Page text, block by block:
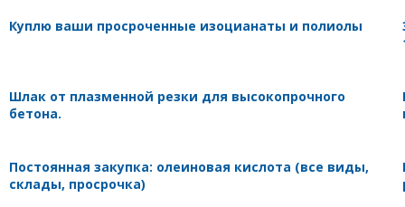
Куплю ваши просроченные изоцианаты и полиолы
Шлак от плазменной резки для высокопрочного
бетона.
Постоянная закупка: олеиновая кислота (все виды,
склады, просрочка)